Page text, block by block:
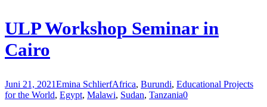
ULP Workshop Seminar in
Cairo
Juni 21, 2021Emina SchlierfAfrica, Burundi, Educational Projects
for the World, Egypt, Malawi, Sudan, Tanzania0